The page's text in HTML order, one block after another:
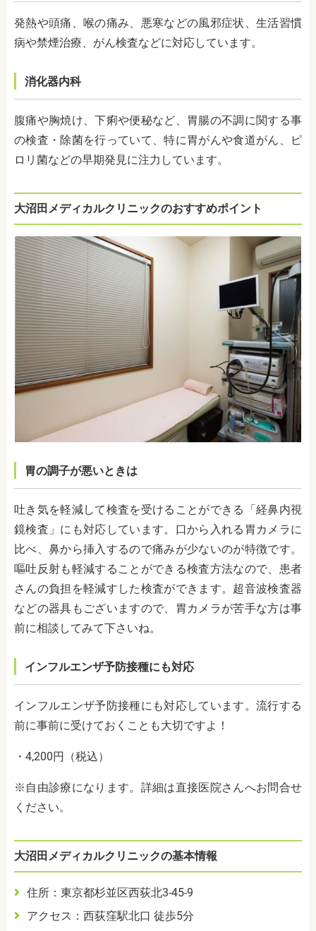
発熱や頭痛、喉の痛み、悪寒などの風邪症状、生活習慣
病や禁煙治療、がん検査などに対応しています。
消化器内科
腹痛や胸焼け、下痢や便秘など、胃腸の不調に関する事
の検査・除菌を行っていて、特に胃がんや食道がん、ピ
ロリ菌などの早期発見に注力しています。
大沼田メディカルクリニックのおすすめポイント
胃の調子が悪いときは
吐き気を軽減して検査を受けることができる「経鼻内視
鏡検査」にも対応しています。口から入れる胃カメラに
比べ、鼻から挿入するので痛みが少ないのが特徴です。
嘔吐反射も軽減することができる検査方法なので、患者
さんの負担を軽減すした検査ができます。 超音波検査器
などの器具もございますので、胃カメラが苦手な方は事
前に相談してみて下さいね。
インフルエンザ予防接種にも対応
インフルエンザ予防接種にも対応しています。流行する
前に事前に受けておくことも大切ですよ！
・ 4,200円（税込）
※自由診療になります。詳細は直接医院さんへお問合せ
ください。
大沼田メディカルクリニックの基本情報
住所：東京都杉並区西荻北3-45-9
アクセス：西荻窪駅北口 徒歩5分